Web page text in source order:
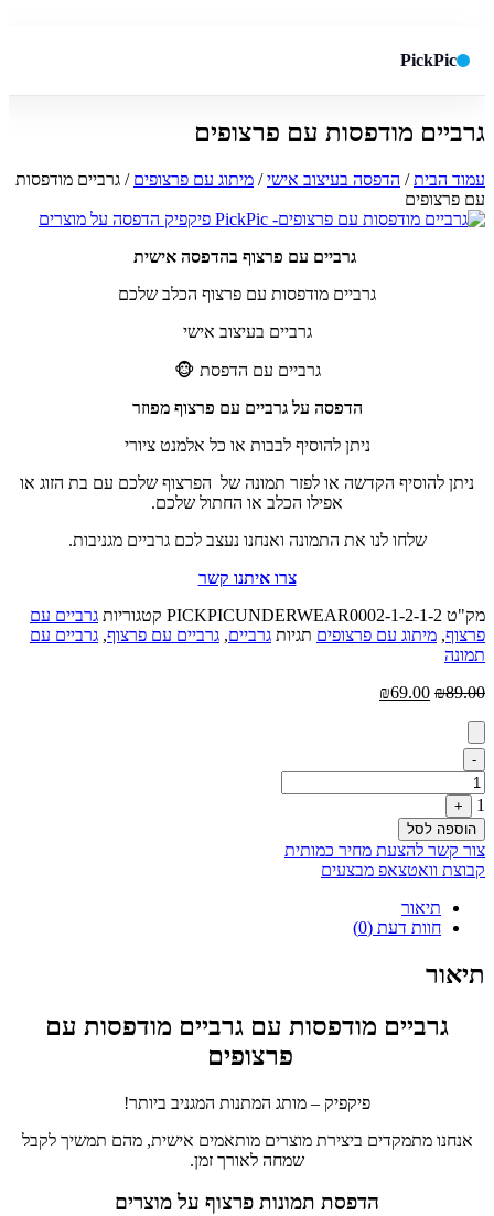
PickPic
חפש
גרביים מודפסות עם פרצופים
עמוד הבית/ הדפסה בעיצוב אישי/ מיתוג עם פרצופים / גרביים מודפסות
עם פרצופים
גרביים עם פרצוף בהדפסה אישית
גרביים מודפסות עם פרצוף הכלב שלכם
גרביים בעיצוב אישי
גרביים עם הדפסת 🐵
הדפסה על גרביים עם פרצוף מפוזר
ניתן להוסיף לבבות או כל אלמנט ציורי
ניתן להוסיף הקדשה או לפזר תמונה של הפרצוף שלכם עם בת הזוג או
אפילו הכלב או החתול שלכם.
שלחו לנו את התמונה ואנחנו נעצב לכם גרביים מגניבות.
צרו איתנו קשר
מק"ט PICKPICUNDERWEAR0002-1-2-1-2 קטגוריות גרביים עם
פרצוף, מיתוג עם פרצופים תגיות גרביים, גרביים עם פרצוף, גרביים עם
תמונה
₪89.00
המחיר₪69.00
Quantity
-
1
+
הוספה לסל
צור קשר להצעת מחיר כמותית
קבוצת וואטצאפ מבצעים
תיאור
חוות דעת (0)
תיאור
גרביים מודפסות עם גרביים מודפסות עם
פרצופים
פיקפיק – מותג המתנות המגניב ביותר!
אנחנו מתמקדים ביצירת מוצרים מותאמים אישית, מהם תמשיך לקבל
שמחה לאורך זמן.
הדפסת תמונות פרצוף על מוצרים